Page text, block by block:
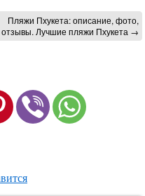
Пляжи Пхукета: описание, фото,
отзывы. Лучшие пляжи Пхукета →